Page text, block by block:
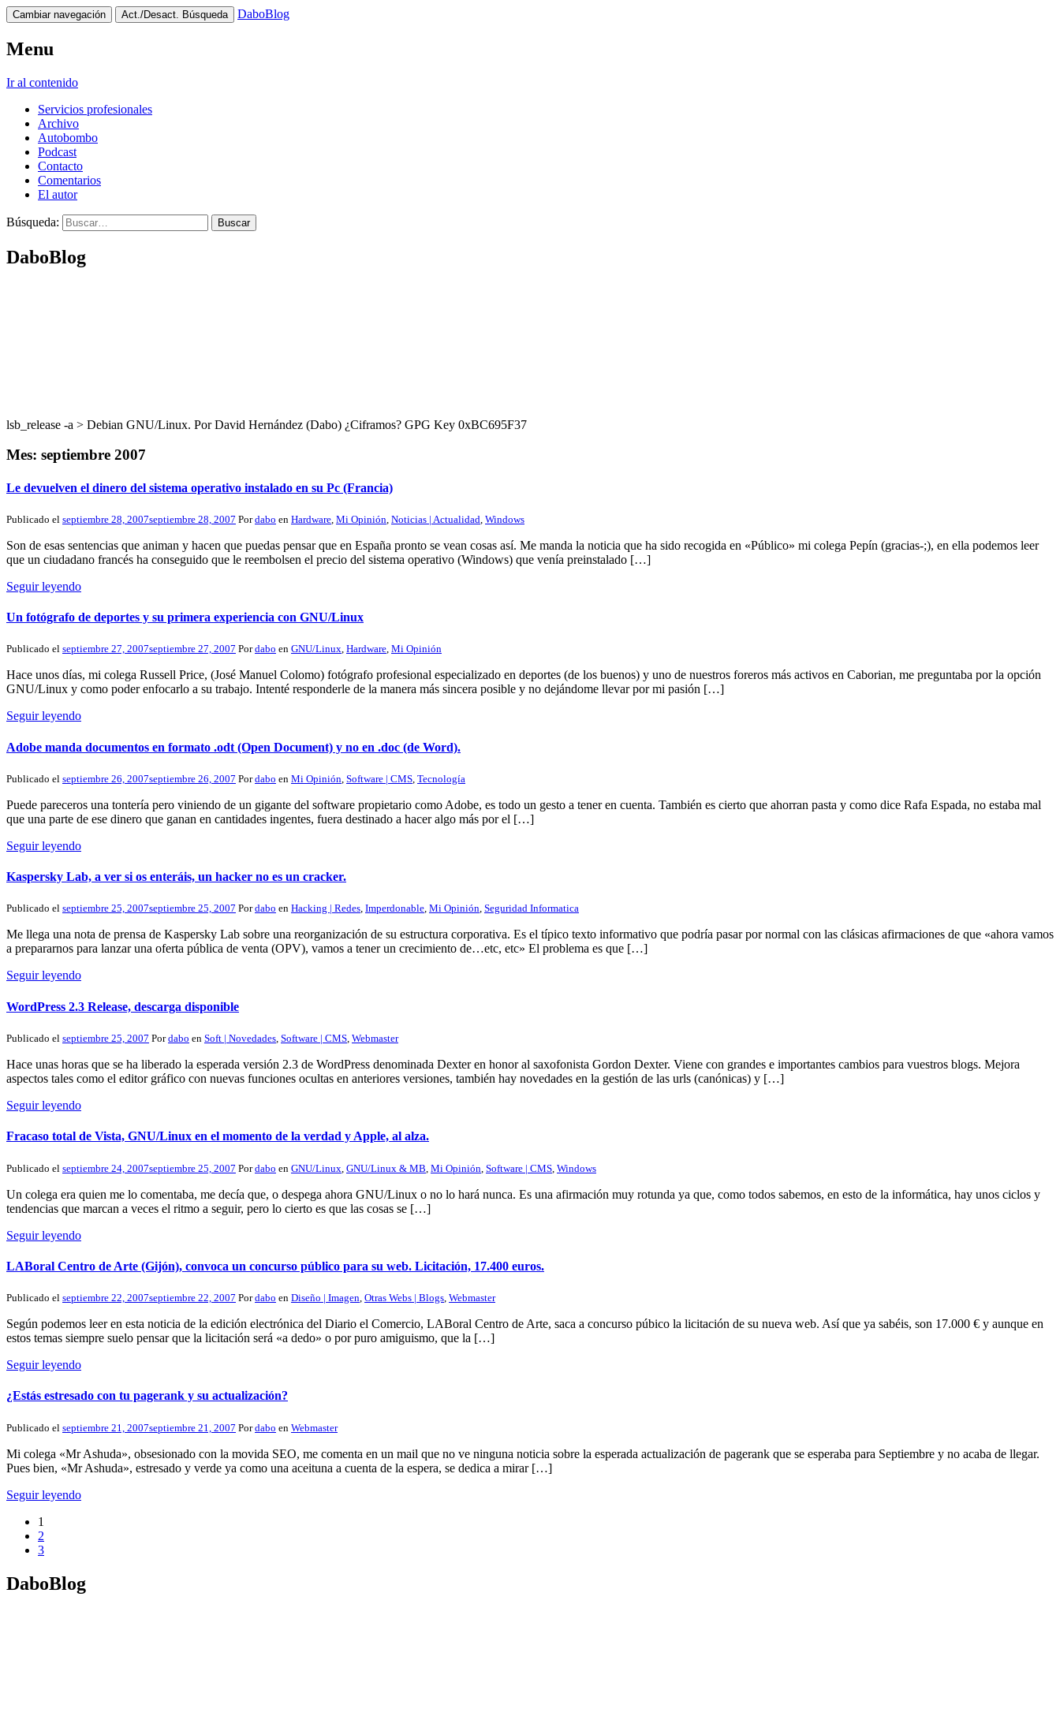
Cambiar navegación Act./Desact. Búsqueda DaboBlog
Menu
Ir al contenido
Servicios profesionales
Archivo
Autobombo
Podcast
Contacto
Comentarios
El autor
Búsqueda:
DaboBlog
lsb_release -a > Debian GNU/Linux. Por David Hernández (Dabo) ¿Ciframos? GPG Key 0xBC695F37
Mes: septiembre 2007
Le devuelven el dinero del sistema operativo instalado en su Pc (Francia)
Publicado el septiembre 28, 2007septiembre 28, 2007 Pordabo en Hardware Mi Opinión Noticias | Actualidad Windows
Son de esas sentencias que animan y hacen que puedas pensar que en España pronto se vean cosas así. Me manda la noticia que ha sido recogida en «Público» mi colega Pepín (gracias-;), en ella podemos leer
que un ciudadano francés ha conseguido que le reembolsen el precio del sistema operativo (Windows) que venía preinstalado […]
Seguir leyendo
Un fotógrafo de deportes y su primera experiencia con GNU/Linux
Publicado el septiembre 27, 2007septiembre 27, 2007 Pordabo en GNU/Linux, Hardware, Mi Opinión
Hace unos días, mi colega Russell Price, (José Manuel Colomo) fotógrafo profesional especializado en deportes (de los buenos) y uno de nuestros foreros más activos en Caborian, me preguntaba por la opción
GNU/Linux y como poder enfocarlo a su trabajo. Intenté responderle de la manera más sincera posible y no dejándome llevar por mi pasión […]
Seguir leyendo
Adobe manda documentos en formato .odt (Open Document) y no en .doc (de Word).
Publicado el septiembre 26, 2007septiembre 26, 2007 Pordabo en Mi Opinión Software | CMS Tecnología
Puede pareceros una tontería pero viniendo de un gigante del software propietario como Adobe, es todo un gesto a tener en cuenta. También es cierto que ahorran pasta y como dice Rafa Espada, no estaba mal
que una parte de ese dinero que ganan en cantidades ingentes, fuera destinado a hacer algo más por el […]
Seguir leyendo
Kaspersky Lab, a ver si os enteráis, un hacker no es un cracker.
Publicado el septiembre 25, 2007septiembre 25, 2007 Pordabo en Hacking | Redes, Imperdonable, Mi Opinión, Seguridad Informatica
Me llega una nota de prensa de Kaspersky Lab sobre una reorganización de su estructura corporativa. Es el típico texto informativo que podría pasar por normal con las clásicas afirmaciones de que «ahora vamos
a prepararnos para lanzar una oferta pública de venta (OPV), vamos a tener un crecimiento de…etc, etc» El problema es que […]
Seguir leyendo
WordPress 2.3 Release, descarga disponible
Publicado el septiembre 25, 2007 Pordabo en Soft | Novedades, Software | CMS, Webmaster
Hace unas horas que se ha liberado la esperada versión 2.3 de WordPress denominada Dexter en honor al saxofonista Gordon Dexter. Viene con grandes e importantes cambios para vuestros blogs. Mejora
aspectos tales como el editor gráfico con nuevas funciones ocultas en anteriores versiones, también hay novedades en la gestión de las urls (canónicas) y […]
Seguir leyendo
Fracaso total de Vista, GNU/Linux en el momento de la verdad y Apple, al alza.
Publicado el septiembre 24, 2007septiembre 25, 2007 Pordabo en GNU/Linux GNU/Linux & MB Mi Opinión Software | CMS Windows
Un colega era quien me lo comentaba, me decía que, o despega ahora GNU/Linux o no lo hará nunca. Es una afirmación muy rotunda ya que, como todos sabemos, en esto de la informática, hay unos ciclos y
tendencias que marcan a veces el ritmo a seguir, pero lo cierto es que las cosas se […]
Seguir leyendo
LABoral Centro de Arte (Gijón), convoca un concurso público para su web. Licitación, 17.400 euros.
Publicado el septiembre 22, 2007septiembre 22, 2007 Pordabo en Diseño | Imagen, Otras Webs | Blogs, Webmaster
Según podemos leer en esta noticia de la edición electrónica del Diario el Comercio, LABoral Centro de Arte, saca a concurso púbico la licitación de su nueva web. Así que ya sabéis, son 17.000 € y aunque en
estos temas siempre suelo pensar que la licitación será «a dedo» o por puro amiguismo, que la […]
Seguir leyendo
¿Estás estresado con tu pagerank y su actualización?
Publicado el septiembre 21, 2007septiembre 21, 2007 Pordabo en Webmaster
Mi colega «Mr Ashuda», obsesionado con la movida SEO, me comenta en un mail que no ve ninguna noticia sobre la esperada actualización de pagerank que se esperaba para Septiembre y no acaba de llegar.
Pues bien, «Mr Ashuda», estresado y verde ya como una aceituna a cuenta de la espera, se dedica a mirar […]
Seguir leyendo
1
2
3
DaboBlog